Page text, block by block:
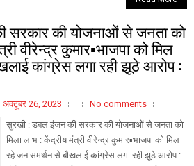
सरकार की योजनाओं से जनता को
वीरेन्द्र कुमार▪️भाजपा को मिल
कांग्रेस लगा रही झूठे आरोप :
अक्टूबर 26, 2023
No comments
सुरखी : डबल इंजन की सरकार की योजनाओं से जनता को
मिला लाभ : केंद्रीय मंत्री वीरेन्द्र कुमार▪️भाजपा को मिल
रहे जन समर्थन से बौखलाई कांग्रेस लगा रही झूठे आरोप :